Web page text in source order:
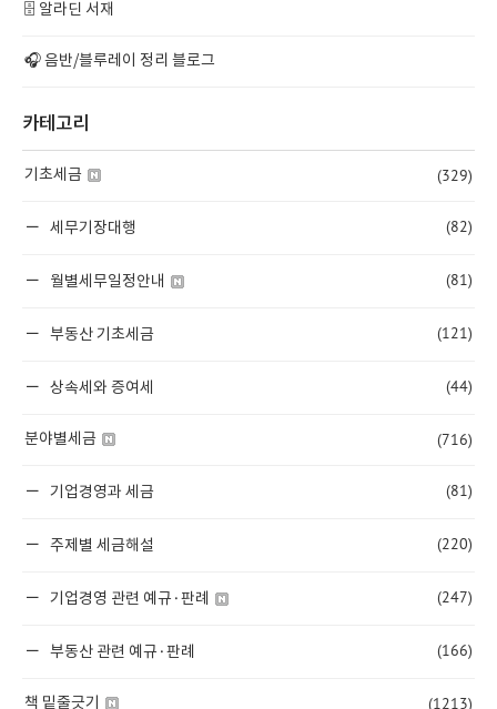
🗄️ 알라딘 서재
🎧 음반/블루레이 정리 블로그
카테고리
기초세금 (329)
세무기장대행 (82)
월별세무일정안내 (81)
부동산 기초세금 (121)
상속세와 증여세 (44)
분야별세금 (716)
기업경영과 세금 (81)
주제별 세금해설 (220)
기업경영 관련 예규·판례 (247)
부동산 관련 예규·판례 (166)
책 밑줄긋기 (1213)